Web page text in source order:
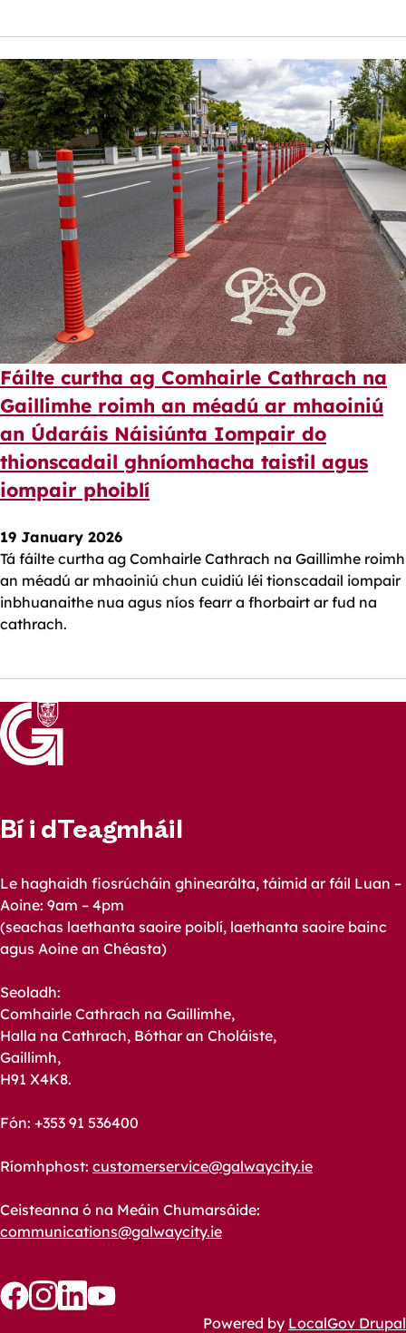
Fáilte curtha ag Comhairle Cathrach na
Gaillimhe roimh an méadú ar mhaoiniú
an Údaráis Náisiúnta Iompair do
thionscadail ghníomhacha taistil agus
iompair phoiblí
19 January 2026
Tá fáilte curtha ag Comhairle Cathrach na Gaillimhe roimh
an méadú ar mhaoiniú chun cuidiú léi tionscadail iompair
inbhuanaithe nua agus níos fearr a fhorbairt ar fud na
cathrach.
Bí i dTeagmháil
Le haghaidh fiosrúcháin ghinearálta, táimid ar fáil Luan –
Aoine: 9am – 4pm
(seachas laethanta saoire poiblí, laethanta saoire bainc
agus Aoine an Chéasta)
Seoladh:
Comhairle Cathrach na Gaillimhe,
Halla na Cathrach, Bóthar an Choláiste,
Gaillimh,
H91 X4K8.
Fón: +353 91 536400
Ríomhphost: customerservice@galwaycity.ie
Ceisteanna ó na Meáin Chumarsáide:
communications@galwaycity.ie
Powered by LocalGov Drupal